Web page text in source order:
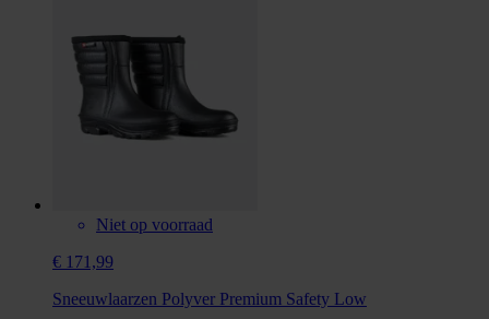
Niet op voorraad
€ 171,99
Sneeuwlaarzen Polyver Premium Safety Low